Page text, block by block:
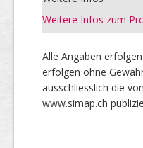
Weitere Infos zum
Alle Angaben
erfolgen ohne
ausschliesslich die
www.simap.ch